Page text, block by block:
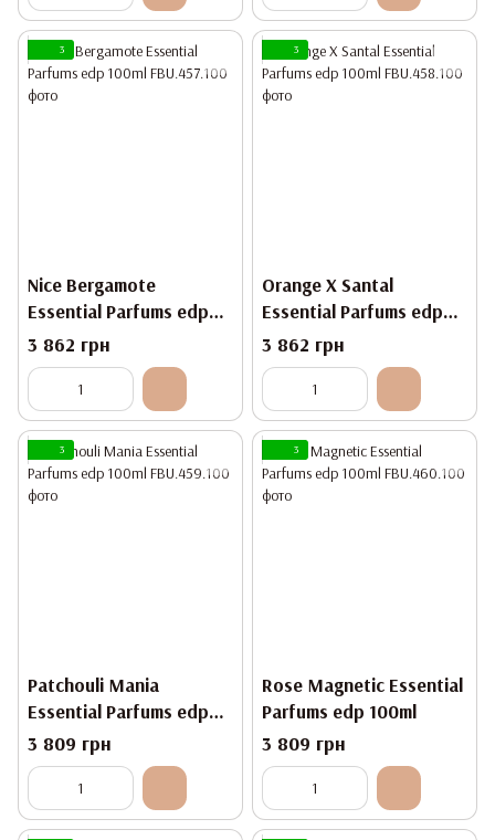
3
Nice Bergamote
Essential Parfums edp
100ml
3 862 грн
3
Orange X Santal
Essential Parfums edp
100ml
3 862 грн
3
Patchouli Mania
Essential Parfums edp
100ml
3 809 грн
3
Rose Magnetic Essential
Parfums edp 100ml
3 809 грн